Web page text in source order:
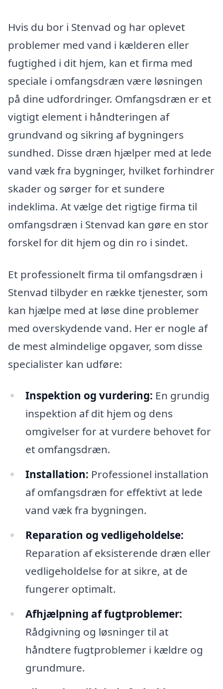
Hvis du bor i Stenvad og har oplevet
problemer med vand i kælderen eller
fugtighed i dit hjem, kan et firma med
speciale i omfangsdræn være løsningen
på dine udfordringer. Omfangsdræn er et
vigtigt element i håndteringen af
grundvand og sikring af bygningers
sundhed. Disse dræn hjælper med at lede
vand væk fra bygninger, hvilket forhindrer
skader og sørger for et sundere
indeklima. At vælge det rigtige firma til
omfangsdræn i Stenvad kan gøre en stor
forskel for dit hjem og din ro i sindet.
Et professionelt firma til omfangsdræn i
Stenvad tilbyder en række tjenester, som
kan hjælpe med at løse dine problemer
med overskydende vand. Her er nogle af
de mest almindelige opgaver, som disse
specialister kan udføre:
Inspektion og vurdering: En grundig
inspektion af dit hjem og dens
omgivelser for at vurdere behovet for
et omfangsdræn.
Installation: Professionel installation
af omfangsdræn for effektivt at lede
vand væk fra bygningen.
Reparation og vedligeholdelse:
Reparation af eksisterende dræn eller
vedligeholdelse for at sikre, at de
fungerer optimalt.
Afhjælpning af fugtproblemer:
Rådgivning og løsninger til at
håndtere fugtproblemer i kældre og
grundmure.